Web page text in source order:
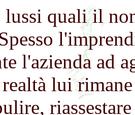
lussi quali il
l'azienda ad
lui